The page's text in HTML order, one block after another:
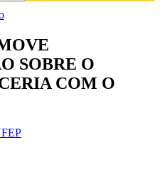
SOBRE O
COM O